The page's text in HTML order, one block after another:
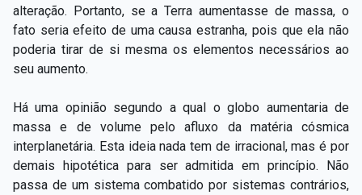
alteração. Portanto, se a Terra aumentasse de massa, o
fato seria efeito de uma causa estranha, pois que ela não
poderia tirar de si mesma os elementos necessários ao
seu aumento.
Há uma opinião segundo a qual o globo aumentaria de
massa e de volume pelo afluxo da matéria cósmica
interplanetária. Esta ideia nada tem de irracional, mas é por
demais hipotética para ser admitida em princípio. Não
passa de um sistema combatido por sistemas contrários,